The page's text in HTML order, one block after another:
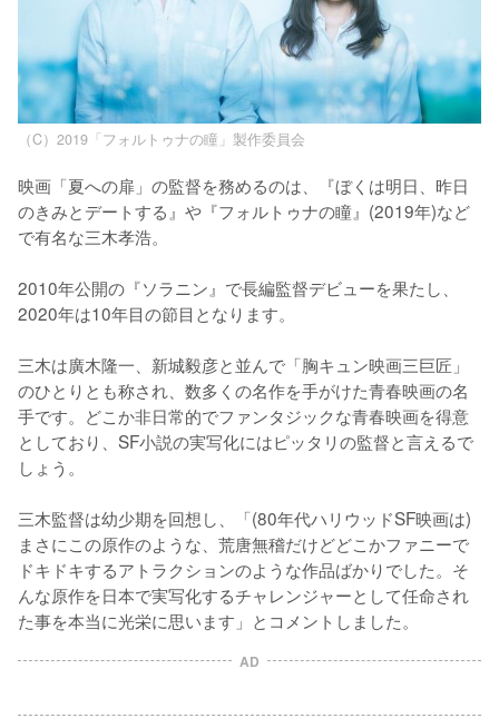
（C）2019「フォルトゥナの瞳」製作委員会
映画「夏への扉」の監督を務めるのは、『ぼくは明日、昨日
のきみとデートする』や『フォルトゥナの瞳』(2019年)など
で有名な三木孝浩。
2010年公開の『ソラニン』で長編監督デビューを果たし、
2020年は10年目の節目となります。
三木は廣木隆一、新城毅彦と並んで「胸キュン映画三巨匠」
のひとりとも称され、数多くの名作を手がけた青春映画の名
手です。どこか非日常的でファンタジックな青春映画を得意
としており、SF小説の実写化にはピッタリの監督と言えるで
しょう。
三木監督は幼少期を回想し、「(80年代ハリウッドSF映画は)
まさにこの原作のような、荒唐無稽だけどどこかファニーで
ドキドキするアトラクションのような作品ばかりでした。そ
んな原作を日本で実写化するチャレンジャーとして任命され
た事を本当に光栄に思います」とコメントしました。
AD